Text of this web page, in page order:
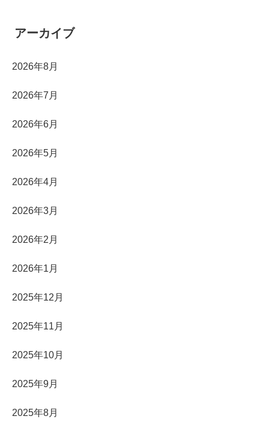
アーカイブ
2026年8月
2026年7月
2026年6月
2026年5月
2026年4月
2026年3月
2026年2月
2026年1月
2025年12月
2025年11月
2025年10月
2025年9月
2025年8月